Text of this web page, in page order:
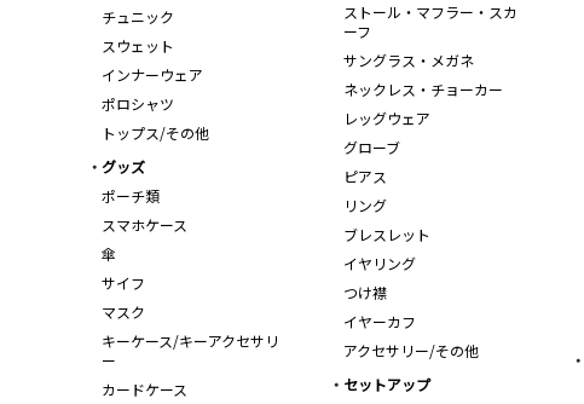
チュニック
スウェット
インナーウェア
ポロシャツ
トップス/その他
ストール・マフラー・スカ
ーフ
サングラス・メガネ
ネックレス・チョーカー
レッグウェア
グローブ
ピアス
リング
ブレスレット
イヤリング
つけ襟
イヤーカフ
アクセサリー/その他
グッズ
ポーチ類
スマホケース
傘
サイフ
マスク
キーケース/キーアクセサリ
ー
カードケース
セットアップ